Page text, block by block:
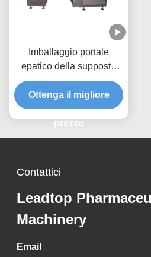
Imballaggio portale
epatico della supposta
delle macchine utensili
farmaceutiche
automatiche
Ottenga il migliore
prezzo
Contattici
Leadtop
Machinery
Email